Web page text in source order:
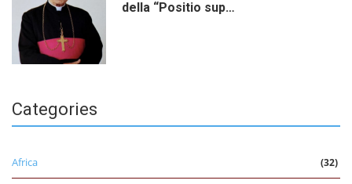
della “Positio sup…
Categories
Africa (32)